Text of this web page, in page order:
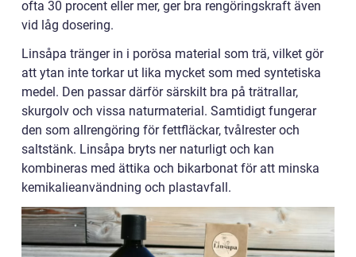
ofta 30 procent eller mer, ger bra rengöringskraft även
vid låg dosering.
Linsåpa tränger in i porösa material som trä, vilket gör
att ytan inte torkar ut lika mycket som med syntetiska
medel. Den passar därför särskilt bra på trätrallar,
skurgolv och vissa naturmaterial. Samtidigt fungerar
den som allrengöring för fettfläckar, tvålrester och
saltstänk. Linsåpa bryts ner naturligt och kan
kombineras med ättika och bikarbonat för att minska
kemikalieanvändning och plastavfall.